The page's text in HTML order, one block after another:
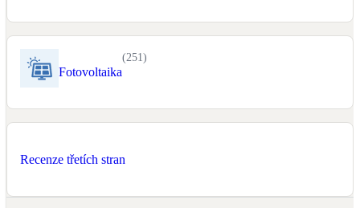
Bateriové úložiště
Stínicí technika
Fotovoltaika
(251)
Recenze třetích stran